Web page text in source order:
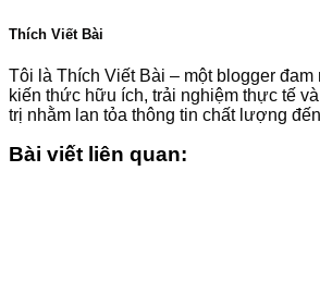
Thích Viết Bài
Tôi là Thích Viết Bài – một blogger
kiến thức hữu ích, trải nghiệm thực tế
trị nhằm lan tỏa thông tin chất lượng
Bài viết liên quan: